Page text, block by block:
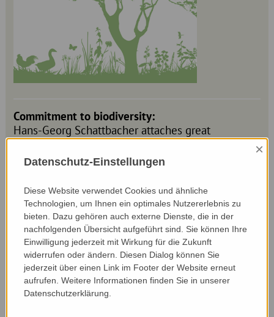
Commitment to biodiversity:
Hans-Georg Schattbacher attaches great
importance to working his organic farm in
harmony with nature. He only mows his land
twice, does not use silage and weed control is
purely mechanical. He runs a pure grazing farm,
the cows can forage for themselves on the short
grass pasture and only come into the barn for
milking. Some of his areas are nature conservation
areas that Hans-Georg Schattbacher only mows
once in autumn, which benefits plant species such
as the orchid, sundew and willowherb. Bird
species such as the whinchat also benefit from
this gentle form of cultivation.
Datenschutz-Einstellungen
×
Diese Website verwendet Cookies und ähnliche
Technologien, um Ihnen ein optimales Nutzererlebnis zu
bieten. Dazu gehören auch externe Dienste, die in der
nachfolgenden Übersicht aufgeführt sind. Sie können Ihre
Einwilligung jederzeit mit Wirkung für die Zukunft
widerrufen oder ändern. Diesen Dialog können Sie
jederzeit über einen Link im Footer der Website erneut
aufrufen. Weitere Informationen finden Sie in unserer
Datenschutzerklärung.